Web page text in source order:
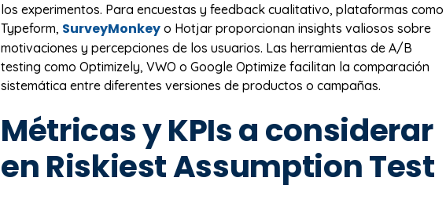
los experimentos. Para encuestas y feedback cualitativo, plataformas como
Typeform, SurveyMonkey o Hotjar proporcionan insights valiosos sobre
motivaciones y percepciones de los usuarios. Las herramientas de A/B
testing como Optimizely, VWO o Google Optimize facilitan la comparación
sistemática entre diferentes versiones de productos o campañas.
Métricas y KPIs a considerar
en Riskiest Assumption Test